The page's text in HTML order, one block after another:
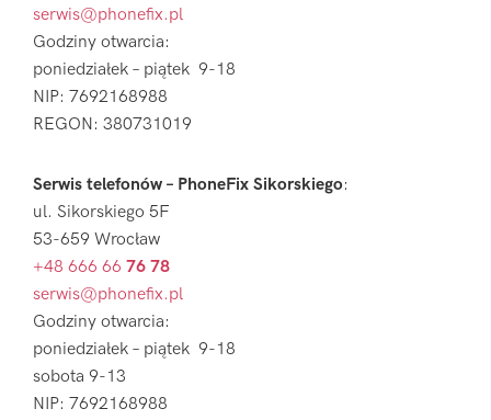
serwis@phonefix.pl
Godziny otwarcia:
poniedziałek – piątek 9-18
NIP: 7692168988
REGON: 380731019
Serwis telefonów – PhoneFix Sikorskiego:
ul. Sikorskiego 5F
53-659 Wrocław
+48 666 66 76 78
serwis@phonefix.pl
Godziny otwarcia:
poniedziałek – piątek 9-18
sobota 9-13
NIP: 7692168988